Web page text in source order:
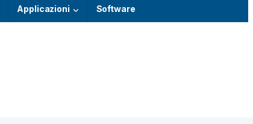
Applicazioni Software